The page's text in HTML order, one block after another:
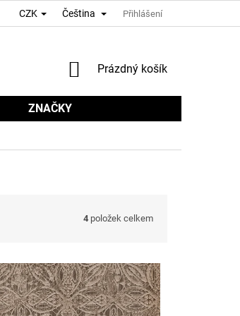
CZK Čeština Přihlášení
NÁKUPNÍ
Prázdný košík
ZNAČKY
4 položek celkem